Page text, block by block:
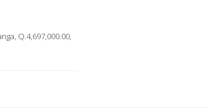
Q.4,697,000.00,